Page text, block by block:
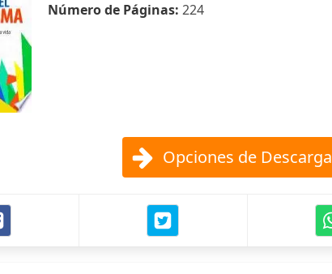
Número de Páginas: 224
Opciones de Descarga